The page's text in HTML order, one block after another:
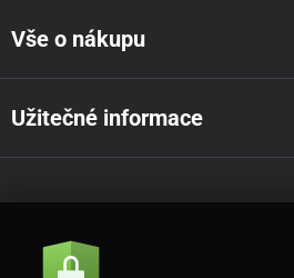
Vše o nákupu
Užitečné informace
Akce a novinky e-mailem